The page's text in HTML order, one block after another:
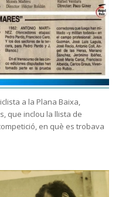
a la Plana Baixa,
que inclou la llista de
en què es trobava